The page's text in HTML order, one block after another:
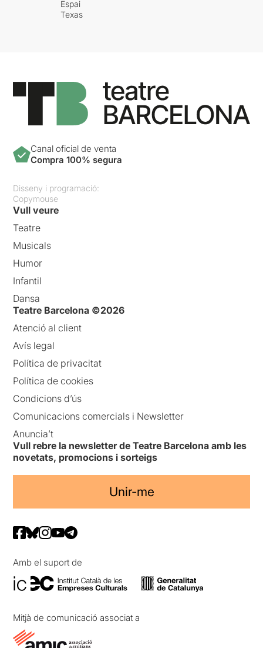
Espai
Texas
Canal oficial de venta
Compra 100% segura
Disseny i programació:
Copymouse
Vull veure
Teatre
Musicals
Humor
Infantil
Dansa
Teatre Barcelona ©2026
Atenció al client
Avís legal
Política de privacitat
Política de cookies
Condicions d’ús
Comunicacions comercials i Newsletter
Anuncia’t
Vull rebre la newsletter de Teatre Barcelona amb les
novetats, promocions i sorteigs
Unir-me
Amb el suport de
Mitjà de comunicació associat a